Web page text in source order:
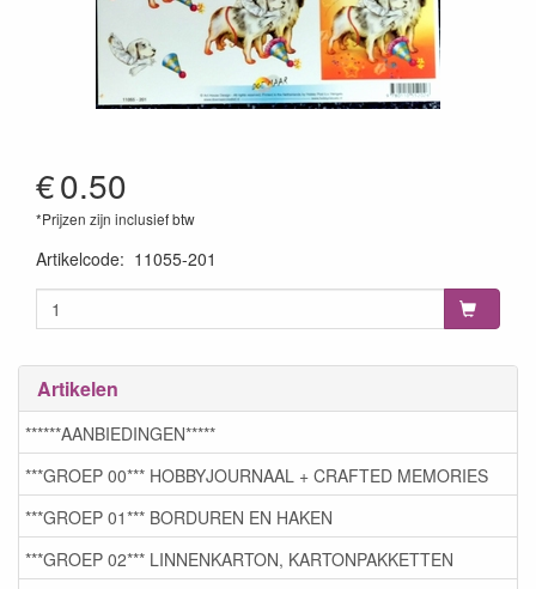
€0.50
*Prijzen zijn inclusief btw
Artikelcode: 11055-201
Artikelen
******AANBIEDINGEN*****
***GROEP 00*** HOBBYJOURNAAL + CRAFTED MEMORIES
***GROEP 01*** BORDUREN EN HAKEN
***GROEP 02*** LINNENKARTON, KARTONPAKKETTEN